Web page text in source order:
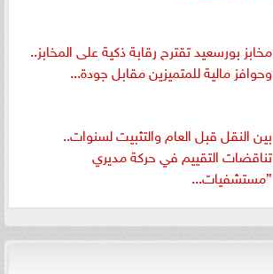
مخابز بورسعيد تقترح رقابة ذكية على المخابز..
وحوافز مالية للمتميزين مقابل جودة...
بين النقل قبل العام والتثبيت لسنوات..
تناقضات التقييم في حركة مديري
”مستشفيات...